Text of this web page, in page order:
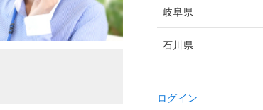
岐阜県
石川県
ログイン